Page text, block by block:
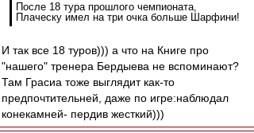
После 18 тура прошлого чемпионата,
Плаческу имел на три очка больше Шарфини!
И так все 18 туров))) а что на Книге про
"нашего" тренера Бердыева не вспоминают?
Там Грасиа тоже выглядит как-то
предпочтительней, даже по игре:наблюдал
конекамней- пердив жесткий)))